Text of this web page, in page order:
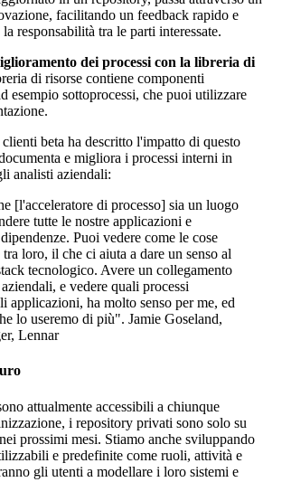
facilitando un feedback rapido e
responsabilità tra le parti interessate.
dei processi con la libreria di
di risorse contiene componenti
esempio sottoprocessi, che puoi utilizzare
beta ha descritto l'impatto di questo
e migliora i processi interni in
analisti aziendali:
[l'acceleratore di processo] sia un luogo
tutte le nostre applicazioni e
Puoi vedere come le cose
loro, il che ci aiuta a dare un senso al
tecnologico. Avere un collegamento
e vedere quali processi
applicazioni, ha molto senso per me, ed
lo useremo di più". Jamie Goseland,
Lennar
attualmente accessibili a chiunque
i repository privati sono solo su
prossimi mesi. Stiamo anche sviluppando
e predefinite come ruoli, attività e
gli utenti a modellare i loro sistemi e